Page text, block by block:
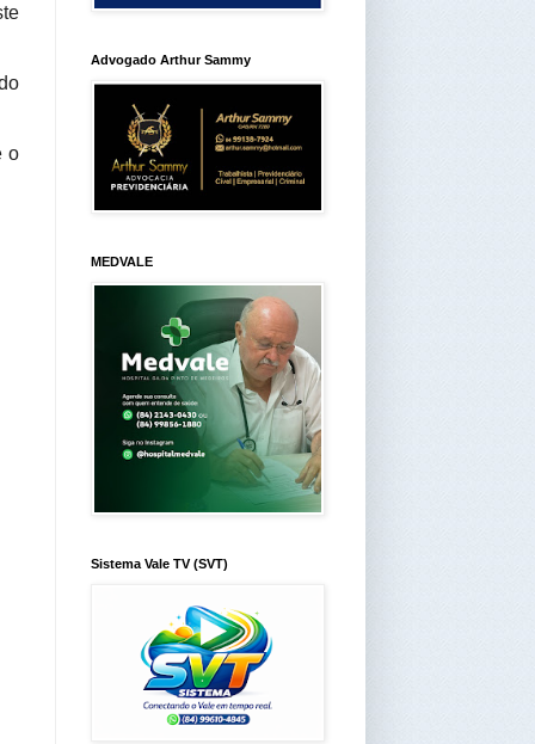
o
Advogado Arthur Sammy
MEDVALE
Sistema Vale TV (SVT)